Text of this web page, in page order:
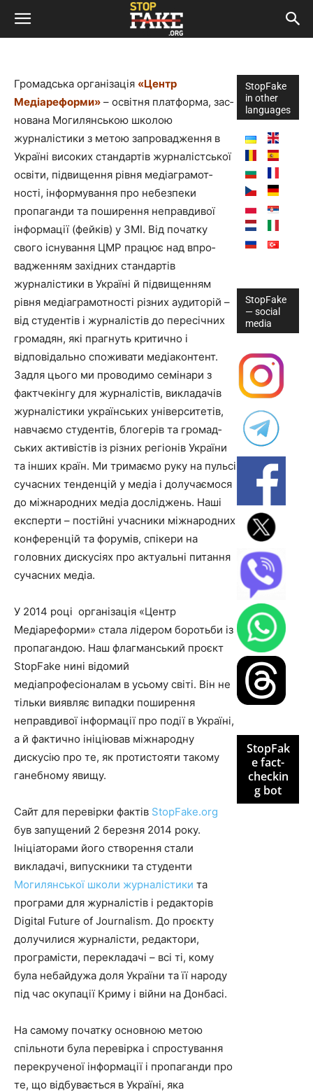
StopFake
in other
languages
StopFake
— social
media
StopFak
e fact-
checkin
g bot
Громадська організація «Центр
Медіареформи» – освітня платформа, зас­
нована Могилянською школою
журналістики з метою запровадження в
Украї­ні високих стандартів журналістської
освіти, підвищення рівня медіаграмот­
ності, інформування про небезпеки
пропаганди та поширення неправдивої
інформації (фейків) у ЗМІ. Від початку
свого існування ЦМР працює над впро­
вадженням західних стандартів
журналістики в Україні й підвищенням
рівня медіаграмотності різних аудиторій –
від студентів і журналістів до пересічних
громадян, які прагнуть критично і
відповідально споживати медіаконтент.
Задля цього ми проводимо семінари з
фактчекінгу для журналістів, викладачів
жур­налістики українських університетів,
навчаємо студентів, блогерів та громад­
ських активістів із різних регіонів України
та інших країн. Ми тримаємо руку на пульсі
сучасних тенденцій у медіа і долучаємося
до міжнародних медіа­ досліджень. Наші
експерти – постійні учасники міжнародних
конференцій та форумів, спікери на
головних дискусіях про актуальні питання
сучасних медіа.
У 2014 році організація «Центр
Медіареформи» стала лідером бо­ротьби із
пропагандою. Наш флагманський проєкт
StopFake нині відомий
медіапрофесіоналам в усьо­му світі. Він не
тільки виявляє випадки поширення
неправдивої інформації про події в Україні,
а й фак­тично ініціював міжнародну
дискусію про те, як про­тистояти такому
ганебному явищу.
Cайт для перевірки фактів StopFake.org
був запущений 2 березня 2014 року.
Ініціаторами його створення стали
викладачі, випускники та студенти
Могилянської школи журналістики та
програми для журналістів і редакторів
Digital Future of Journalism. До проєкту
долучилися журналісти, редактори,
програмісти, перекладачі – всі ті, кому
була небайдужа доля України та її народу
під час окупації Криму і війни на Донбасі.
На самому початку основною метою
спільноти була перевірка і спростування
перекрученої інформації і пропаганди про
те, що відбувається в Україні, яка